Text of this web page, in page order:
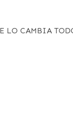
LO CAMBIA